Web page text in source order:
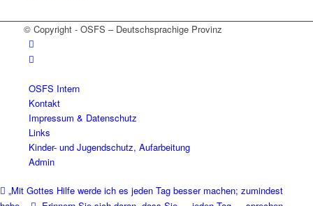
© Copyright - OSFS – Deutschsprachige Provinz
OSFS Intern
Kontakt
Impressum & Datenschutz
Links
Kinder- und Jugendschutz, Aufarbeitung
Admin
„Mit Gottes Hilfe werde ich es jeden Tag besser machen; zumindest